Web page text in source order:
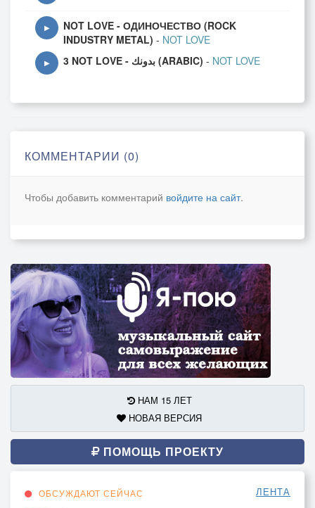
▶
NOT LOVE - ОДИНОЧЕСТВО (ROCK
INDUSTRY METAL) - NOT LOVE
▶ 3 NOT LOVE - بدونك (ARABIC) - NOT LOVE
КОММЕНТАРИИ (0)
Чтобы добавить комментарий войдите на сайт.
НАМ 15 ЛЕТ
НОВАЯ ВЕРСИЯ
ПОМОЩЬ ПРОЕКТУ
ОБСУЖДАЮТ СЕЙЧАС ЛЕНТА